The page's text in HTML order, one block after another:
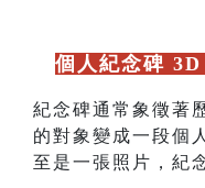
個人紀念碑
紀念碑通常象徵著
的對象變成一段個
至是一張照片，紀